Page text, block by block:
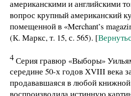
американскими и английскими
вопрос крупный американский
помещенной в «Merchant’s
(К. Маркс, т. 15, с. 565). [
4Серия гравюр «Выборы»
середине 50-х годов ХVIII века
продававшаяся в любой книжной